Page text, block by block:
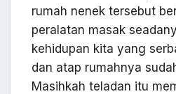
rumah nenek tersebut
peralatan masak
kehidupan kita yang
dan atap rumahnya
Masihkah teladan itu